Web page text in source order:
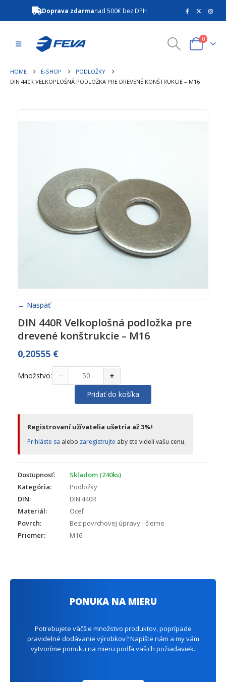
Doprava zdarmanad 500€ bez DPH
0
HOME E-SHOP
PODLOŽKY
DIN 440R VELKOPLOŠNÁ PODLOŽKA PRE DREVENÉ KONŠTRUKCIE – M16
← Naspäť
DIN 440R Velkoplošná podložka pre
drevené konštrukcie – M16
0,20555 €
Množstvo: − +
Pridať do košíka
Registrovaní užívatelia ušetria až 3%!
Prihláste sa alebo zaregistrujte aby ste videli vašu cenu.
Dostupnosť:
Skladom (240ks)
Kategória:
Podložky
DIN:
DIN 440R
Materiál:
Oceľ
Povrch:
Bez povrchovej úpravy - čierne
Priemer:
M16
PONUKA NA MIERU
Potrebujete väčšie množstvo produktov, poprípade
pravidelné dodávanie výrobkov? Napíšte nám a my vám
vytvoríme ponuku na mieru podľa vašich požiadaviek.